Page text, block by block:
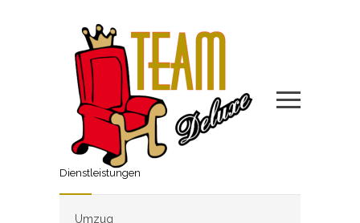
Dienstleistungen
Umzug